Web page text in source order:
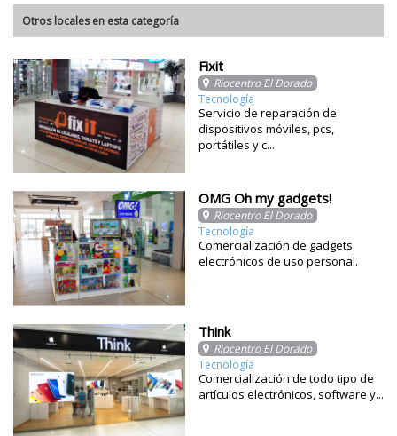
Otros locales en esta categoría
Fixit
Riocentro El Dorado
Tecnología
Servicio de reparación de
dispositivos móviles, pcs,
portátiles y c...
OMG Oh my gadgets!
Riocentro El Dorado
Tecnología
Comercialización de gadgets
electrónicos de uso personal.
Think
Riocentro El Dorado
Tecnología
Comercialización de todo tipo de
artículos electrónicos, software y...